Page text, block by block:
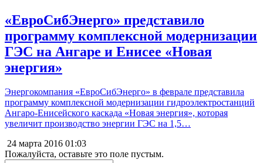
«ЕвроСибЭнерго» представило
программу комплексной модернизации
ГЭС на Ангаре и Енисее «Новая
энергия»
Энергокомпания «ЕвроСибЭнерго» в феврале представила
программу комплексной модернизации гидроэлектростанций
Ангаро-Енисейского каскада «Новая энергия», которая
увеличит производство энергии ГЭС на 1,5…
24 марта 2016 01:03
Пожалуйста, оставьте это поле пустым.